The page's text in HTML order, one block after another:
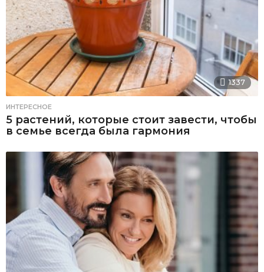
1337
ИНТЕРЕСНОЕ
5 растений, которые стоит завести, чтобы
в семье всегда была гармония